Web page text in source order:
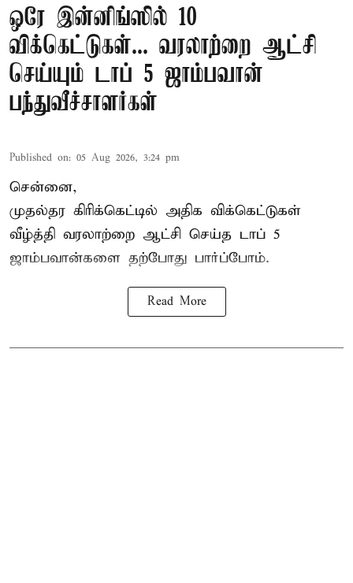
ஒரே இன்னிங்ஸில் 10
விக்கெட்டுகள்... வரலாற்றை ஆட்சி
செய்யும் டாப் 5 ஜாம்பவான்
பந்துவீச்சாளர்கள்
Published on: 05 Aug 2026, 3:24 pm
சென்னை,
முதல்தர கிரிக்கெட்டில் அதிக விக்கெட்டுகள்
வீழ்த்தி வரலாற்றை ஆட்சி செய்த டாப் 5
ஜாம்பவான்களை தற்போது பார்ப்போம்.
Read More